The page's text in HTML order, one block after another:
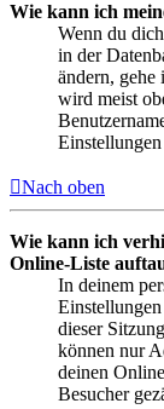
Wie kann ich
Wenn du
in der
ändern, gehe
wird meist
Nach oben
Wie kann ich
Online-Liste
In deinem
dieser
können nur
deinen
Besucher